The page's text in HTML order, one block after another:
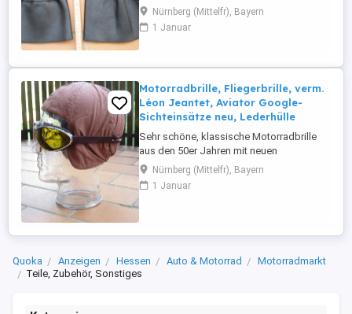
Hochwertig verarbeitetes, robustes,
braunes Leder, vermutlich Rindsleder. Bitte
beachten Sie den auf den Fotos
passen. Das Gewicht unverpackt ...
Nürnberg (Mittelfr), Bayern
1 Januar
Motorradbrille, Fliegerbrille, verm.
Léon Jeantet, Aviator Google-
Sichteinsätze neu, Lederhülle
Sehr schöne, klassische Motorradbrille
aus den 50er Jahren mit neuen
Sichteinsätzen des Nachfolgebetriebs
Aviator Google in gelb. Die gelben Gläser
erhöhen den Kontrast, besonders bei
historische Eindrücke beim Fahren Ihres ...
Nürnberg (Mittelfr), Bayern
1 Januar
Quoka Anzeigen Hessen Auto & Motorrad
Motorradmarkt
Teile, Zubehör, Sonstiges